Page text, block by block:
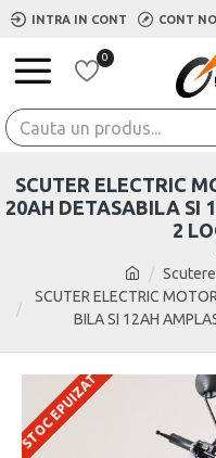
INTRA IN CONT CONT
0
SCUTER ELECTRIC
BILA SI 12AH
SCUTER ELECTRIC
20AH DETASABILA SI
2
STOC EPUIZAT